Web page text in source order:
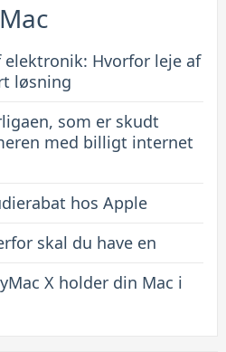
Mac
elektronik: Hvorfor leje af
løsning
som er skudt
med billigt internet
hos Apple
skal du have en
X holder din Mac i